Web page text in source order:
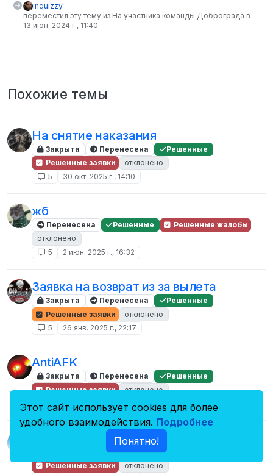
inquizzy
переместил эту тему из На участника команды Доброграда в
13 июн. 2024 г., 11:40
Похожие темы
На снятие наказания
Закрыта Перенесена
Решенные
Решенные заявки
отклонено
5
30 окт. 2025 г., 14:10
жб
Перенесена Решенные
Решенные жалобы
отклонено
5
2 июн. 2025 г., 16:32
Заявка на возврат из за вылета
Закрыта Перенесена
Решенные
Решенные заявки
отклонено
5
26 янв. 2025 г., 22:17
AntiAFK
Закрыта Перенесена
Решенные
Решенные заявки
отклонено
5
4 янв. 2025 г., 21:36
Заявка на разбан
Перенесена
Решенные
Решенные заявки
отклонено
Этот сайт использует cookies для более
удобного взаимодействия. Подробнее
Понятно!